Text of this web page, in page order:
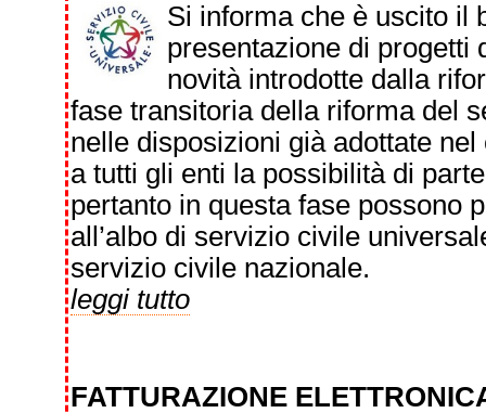
Si informa che è uscito il
presentazione di progetti
novità introdotte dalla
fase transitoria della riforma del
nelle disposizioni già adottate
a tutti gli enti la possibilità di
pertanto in questa fase possono
all’albo di servizio civile
servizio civile nazionale.
leggi tutto
FATTURAZIONE